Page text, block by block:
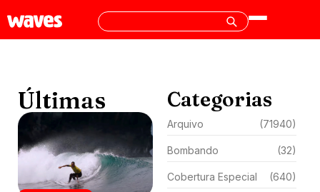
Últimas Categorias
Arquivo (71940)
Bombando (32)
Cobertura Especial (640)